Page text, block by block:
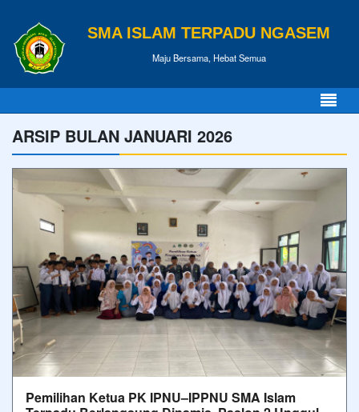
SMA ISLAM TERPADU NGASEM
Maju Bersama, Hebat Semua
ARSIP BULAN JANUARI 2026
Pemilihan Ketua PK IPNU–IPPNU SMA Islam